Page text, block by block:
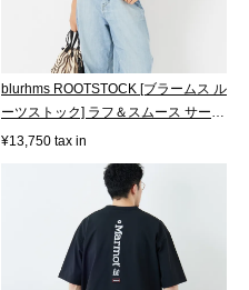
blurhms ROOTSTOCK [ブラームス ル
ーツストック] ラフ＆スムース サーマ
ル...
¥13,750 tax in